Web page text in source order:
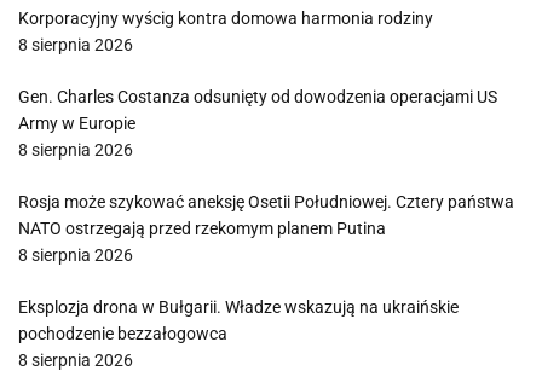
Korporacyjny wyścig kontra domowa harmonia rodziny
8 sierpnia 2026
Gen. Charles Costanza odsunięty od dowodzenia operacjami US
Army w Europie
8 sierpnia 2026
Rosja może szykować aneksję Osetii Południowej. Cztery państwa
NATO ostrzegają przed rzekomym planem Putina
8 sierpnia 2026
Eksplozja drona w Bułgarii. Władze wskazują na ukraińskie
pochodzenie bezzałogowca
8 sierpnia 2026